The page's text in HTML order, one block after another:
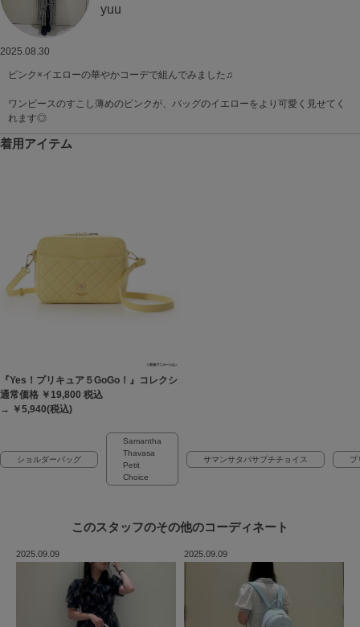
yuu
2025.08.30
ピンク×イエローの華やかコーデで組んでみました♫
ワンピースのすこし薄めのピンクが、バッグのイエローをより可愛く見せてく
れます◎
着用アイテム
『Yes！プリキュア５GoGo！』コレクション ショルダーバッグ
通常価格 ￥19,800 税込
→ ￥5,940(税込)
ショルダーバッグ
Samantha
Thavasa
Petit
Choice
サマンサタバサプチチョイス プ
このスタッフのその他のコーディネート
2025.09.09 2025.09.09